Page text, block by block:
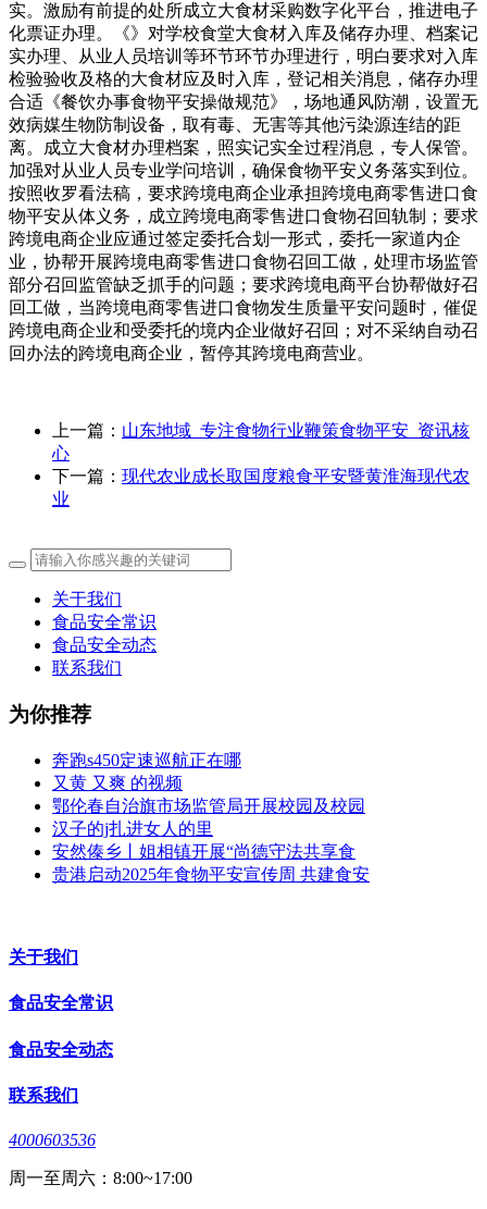
实。激励有前提的处所成立大食材采购数字化平台，推进电子
化票证办理。《》对学校食堂大食材入库及储存办理、档案记
实办理、从业人员培训等环节环节办理进行，明白要求对入库
检验验收及格的大食材应及时入库，登记相关消息，储存办理
合适《餐饮办事食物平安操做规范》，场地通风防潮，设置无
效病媒生物防制设备，取有毒、无害等其他污染源连结的距
离。成立大食材办理档案，照实记实全过程消息，专人保管。
加强对从业人员专业学问培训，确保食物平安义务落实到位。
按照收罗看法稿，要求跨境电商企业承担跨境电商零售进口食
物平安从体义务，成立跨境电商零售进口食物召回轨制；要求
跨境电商企业应通过签定委托合划一形式，委托一家道内企
业，协帮开展跨境电商零售进口食物召回工做，处理市场监管
部分召回监管缺乏抓手的问题；要求跨境电商平台协帮做好召
回工做，当跨境电商零售进口食物发生质量平安问题时，催促
跨境电商企业和受委托的境内企业做好召回；对不采纳自动召
回办法的跨境电商企业，暂停其跨境电商营业。
上一篇： 山东地域_专注食物行业鞭策食物平安_资讯核
心
下一篇： 现代农业成长取国度粮食平安暨黄淮海现代农
业
关于我们
食品安全常识
食品安全动态
联系我们
为你推荐
奔跑s450定速巡航正在哪
又黄 又爽 的视频
鄂伦春自治旗市场监管局开展校园及校园
汉子的j扎进女人的里
安然傣乡丨姐相镇开展“尚德守法共享食
贵港启动2025年食物平安宣传周 共建食安
关于我们
食品安全常识
食品安全动态
联系我们
4000603536
周一至周六：8:00~17:00